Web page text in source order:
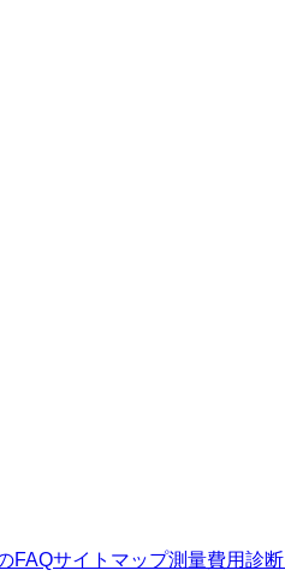
FAQサイトマップ測量費用診断